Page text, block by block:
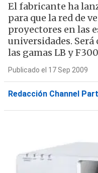
El fabricante ha
para que la red de
proyectores en las
universidades.
las gamas LB y
Publicado el 17 Sep 2009
Redacción Channel